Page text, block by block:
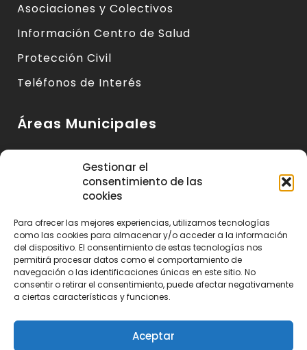
Gestionar el
consentimiento de las
cookies
Para ofrecer las mejores experiencias, utilizamos tecnologías
como las cookies para almacenar y/o acceder a la información
del dispositivo. El consentimiento de estas tecnologías nos
permitirá procesar datos como el comportamiento de
navegación o las identificaciones únicas en este sitio. No
consentir o retirar el consentimiento, puede afectar negativamente
a ciertas características y funciones.
Aceptar
Asociaciones y Colectivos
Información Centro de Salud
Protección Civil
Teléfonos de Interés
Áreas Municipales
Urbanismo y Vivienda
Medio Ambiente y Sanidad
Servicios Sociales
Seguridad Ciudadana
Actividad Económica y Consumo